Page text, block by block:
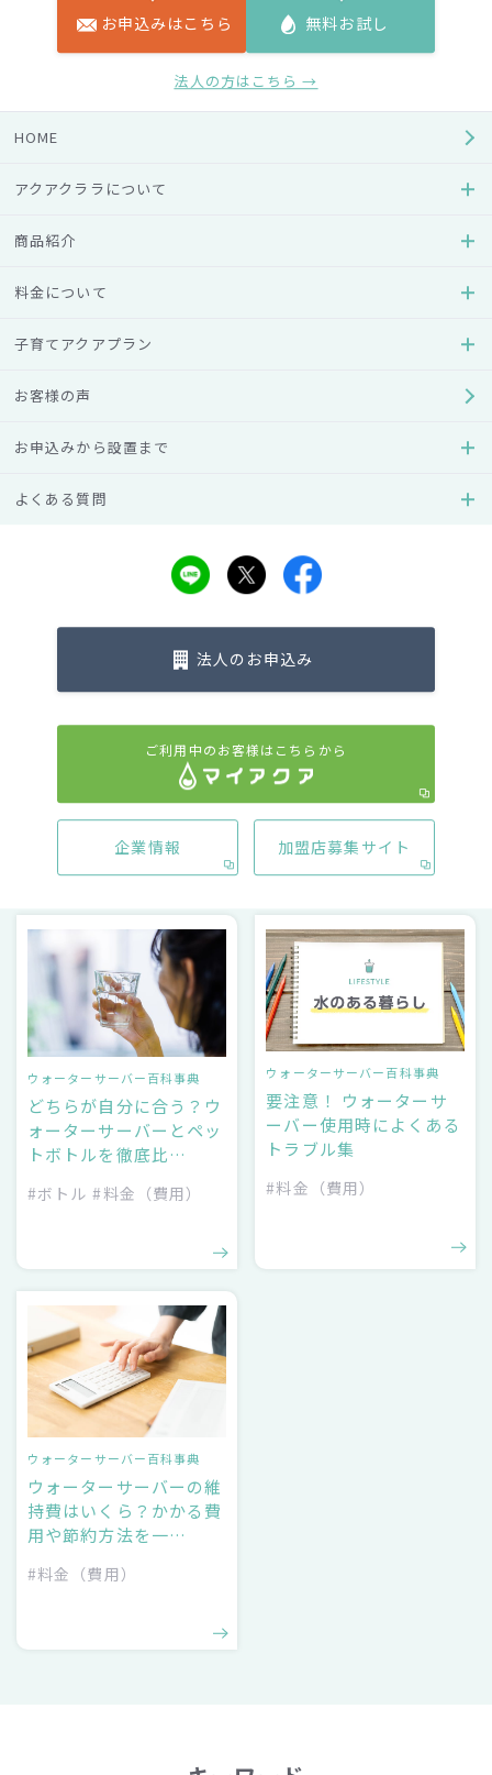
ウォーターサーバーは高
上の価値を得られ…
#メリット・デメリット
ウォーターサーバー百科事典
一人暮らしにウォーター
サーバーは必要？単身者
向けの選び方や注…
#選び方
オフィス
会社などの法人でウォー
ターサーバーを導入する
メリットとは
#料金（費用）
#メリット・デメリット
ウォーターサーバー百科事典
どちらが自分に合う？ウ
ォーターサーバーとペッ
トボトルを徹底比…
#ボトル #料金（費用）
ウォーターサーバー百科事典
要注意！ ウォーターサ
ーバー使用時によくある
トラブル集
#料金（費用）
ウォーターサーバー百科事典
ウォーターサーバーの維
持費はいくら？かかる費
用や節約方法を一…
#料金（費用）
お申込みはこちら 無料お試し
法人の方はこちら →
HOME
アクアクララについて
商品紹介
料金について
子育てアクアプラン
お客様の声
お申込みから設置まで
よくある質問
法人のお申込み
ご利用中のお客様はこちらから
企業情報 加盟店募集サイト